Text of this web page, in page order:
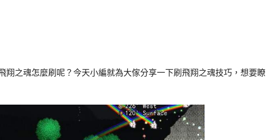
翔之魂怎麼刷呢？今天小編就為大傢分享一下刷飛翔之魂技巧，想要瞭